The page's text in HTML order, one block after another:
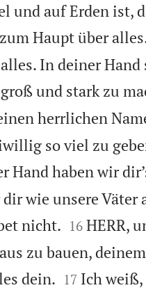
und auf Erden ist,
Haupt über
In deiner
und stark zu
herrlichen
so viel zu
Hand haben wir
wie unsere Väter
nicht.
16 HERR,
zu bauen,
dein.
17 Ich weiß,